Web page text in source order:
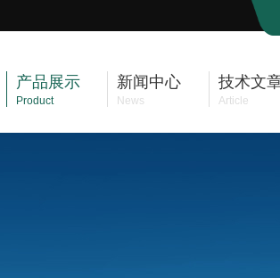
产品展示
Product
新闻中心
News
技术文
Article